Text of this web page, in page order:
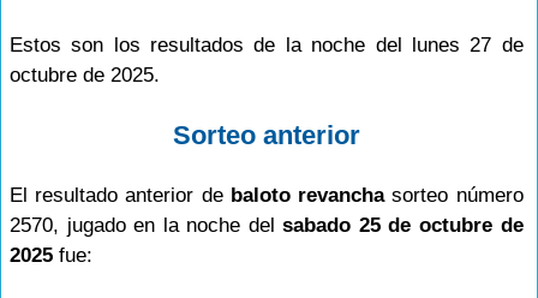
Estos son los resultados de la noche del lunes 27 de
octubre de 2025.
Sorteo anterior
El resultado anterior de baloto revanchasorteo número
2570, jugado en la noche delsabado 25 de octubre de
2025 fue: